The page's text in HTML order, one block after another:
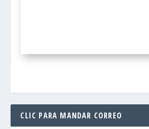
CLIC PARA MANDAR CORREO